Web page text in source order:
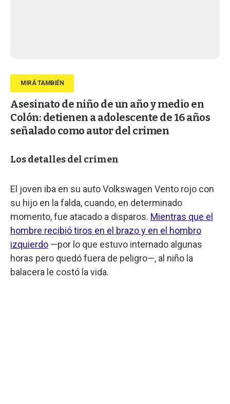
Asesinato de niño de un año y medio en
Colón: detienen a adolescente de 16 años
señalado como autor del crimen
Los detalles del crimen
El joven iba en su auto Volkswagen Vento rojo con
su hijo en la falda, cuando, en determinado
momento, fue atacado a disparos. Mientras que el
hombre recibió tiros en el brazo y en el hombro
izquierdo —por lo que estuvo internado algunas
horas pero quedó fuera de peligro—, al niño la
balacera le costó la vida.